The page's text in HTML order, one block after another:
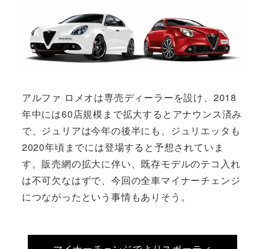
アルファ ロメオは専売ディーラーを設け、2018
年中には60店規模まで拡大するとアナウンス済み
で、ジュリアは今年の後半にも、ジュリエッタも
2020年頃までには登場すると予想されていま
す。販売網の拡大に伴い、既存モデルのテコ入れ
は不可欠なはずで、今回の全車マイナーチェンジ
につながったという事情もありそう。